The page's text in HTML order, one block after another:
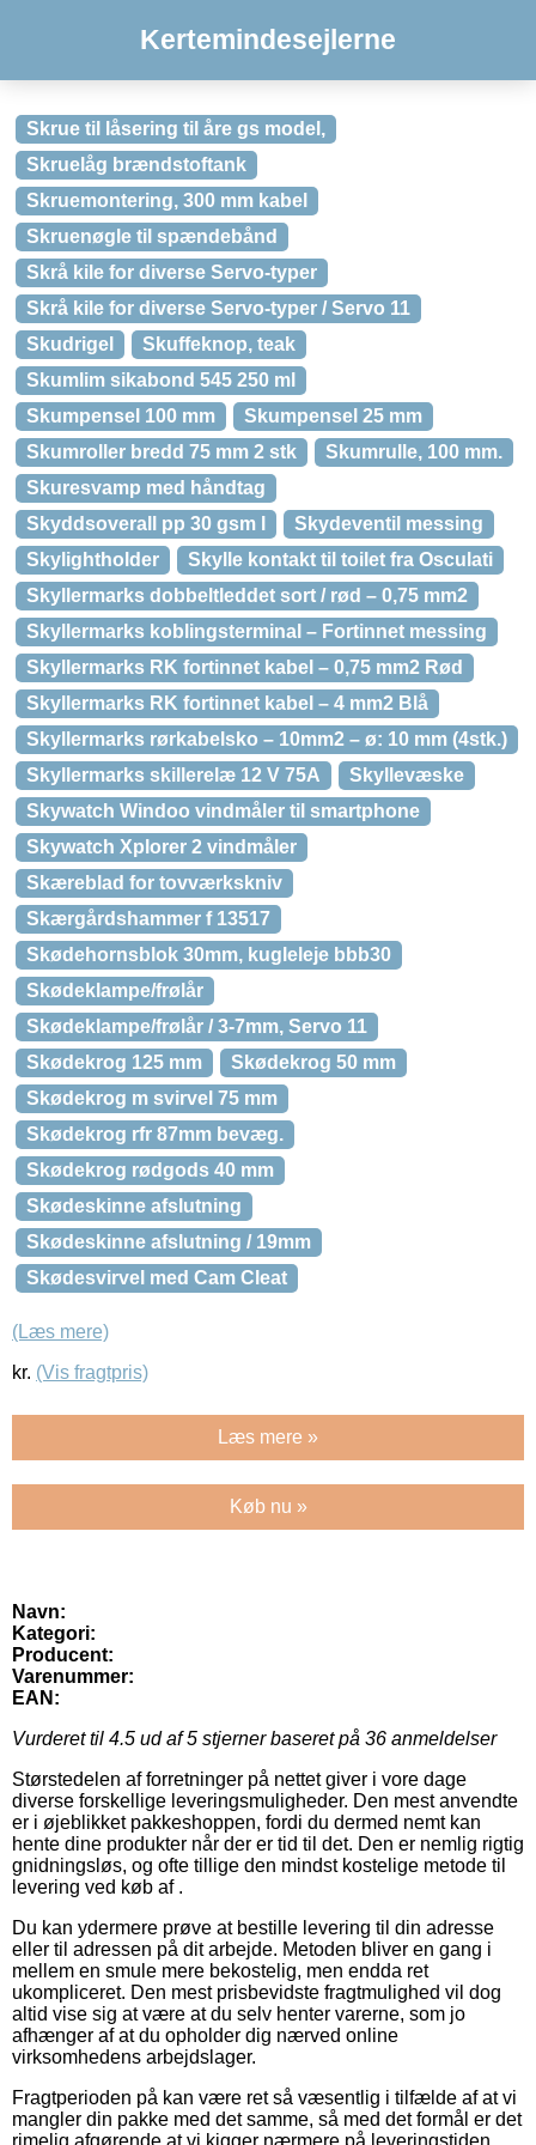
Kertemindesejlerne
Skrue til låsering til åre gs model,
Skruelåg brændstoftank
Skruemontering, 300 mm kabel
Skruenøgle til spændebånd
Skrå kile for diverse Servo-typer
Skrå kile for diverse Servo-typer / Servo 11
Skudrigel
Skuffeknop, teak
Skumlim sikabond 545 250 ml
Skumpensel 100 mm
Skumpensel 25 mm
Skumroller bredd 75 mm 2 stk
Skumrulle, 100 mm.
Skuresvamp med håndtag
Skyddsoverall pp 30 gsm l
Skydeventil messing
Skylightholder
Skylle kontakt til toilet fra Osculati
Skyllermarks dobbeltleddet sort / rød – 0,75 mm2
Skyllermarks koblingsterminal – Fortinnet messing
Skyllermarks RK fortinnet kabel – 0,75 mm2 Rød
Skyllermarks RK fortinnet kabel – 4 mm2 Blå
Skyllermarks rørkabelsko – 10mm2 – ø: 10 mm (4stk.)
Skyllermarks skillerelæ 12 V 75A
Skyllevæske
Skywatch Windoo vindmåler til smartphone
Skywatch Xplorer 2 vindmåler
Skæreblad for tovværkskniv
Skærgårdshammer f 13517
Skødehornsblok 30mm, kugleleje bbb30
Skødeklampe/frølår
Skødeklampe/frølår / 3-7mm, Servo 11
Skødekrog 125 mm
Skødekrog 50 mm
Skødekrog m svirvel 75 mm
Skødekrog rfr 87mm bevæg.
Skødekrog rødgods 40 mm
Skødeskinne afslutning
Skødeskinne afslutning / 19mm
Skødesvirvel med Cam Cleat
(Læs mere)
kr. (Vis fragtpris)
Læs mere »
Køb nu »
Navn:
Kategori:
Producent:
Varenummer:
EAN:
Vurderet til 4.5 ud af 5 stjerner baseret på 36 anmeldelser
Størstedelen af forretninger på nettet giver i vore dage
diverse forskellige leveringsmuligheder. Den mest anvendte
er i øjeblikket pakkeshoppen, fordi du dermed nemt kan
hente dine produkter når der er tid til det. Den er nemlig rigtig
gnidningsløs, og ofte tillige den mindst kostelige metode til
levering ved køb af .
Du kan ydermere prøve at bestille levering til din adresse
eller til adressen på dit arbejde. Metoden bliver en gang i
mellem en smule mere bekostelig, men endda ret
ukompliceret. Den mest prisbevidste fragtmulighed vil dog
altid vise sig at være at du selv henter varerne, som jo
afhænger af at du opholder dig nærved online
virksomhedens arbejdslager.
Fragtperioden på kan være ret så væsentlig i tilfælde af at vi
mangler din pakke med det samme, så med det formål er det